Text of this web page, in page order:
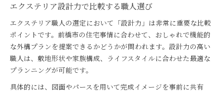
エクステリア設計力で比較する職人選び
エクステリア職人の選定において「設計力」は非常に重要な比較
ポイントです。前橋市の住宅事情に合わせて、おしゃれで機能的
な外構プランを提案できるかどうかが問われます。設計力の高い
職人は、敷地形状や家族構成、ライフスタイルに合わせた最適な
プランニングが可能です。
具体的には、図面やパースを用いて完成イメージを事前に共有